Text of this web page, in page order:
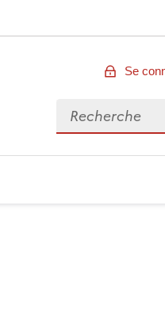
Se
Rechercher des